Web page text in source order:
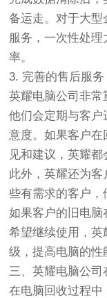
备运走。对于大
服务，一次性处
率。
3. 完善的售后服务
英耀电脑公司非常
他们会定期与客
意度。如果客户
见和建议，英耀都
此外，英耀还为
些有需求的客户，
如果客户的旧电脑
希望继续使用，
级，提高电脑的性
三、英耀电脑公
在电脑回收过程